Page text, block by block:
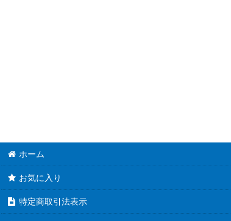
まちカドまぞく
五等分の花嫁
ホーム
お気に入り
特定商取引法表示